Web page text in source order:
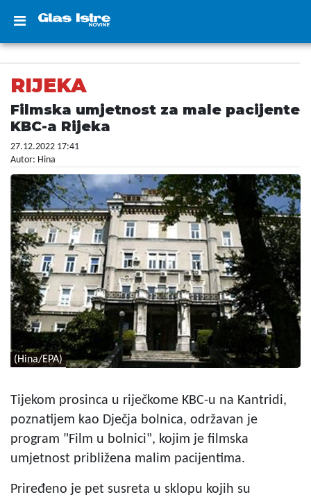
RIJEKA
Filmska umjetnost za male pacijente
KBC-a Rijeka
27.12.2022 17:41
Autor: Hina
(Hina/EPA)
Tijekom prosinca u riječkome KBC-u na Kantridi,
poznatijem kao Dječja bolnica, održavan je
program "Film u bolnici", kojim je filmska
umjetnost približena malim pacijentima.
Priređeno je pet susreta u sklopu kojih su